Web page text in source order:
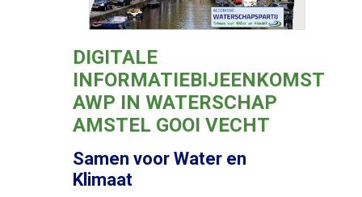
DIGITALE
INFORMATIEBIJEENKOMST
AWP IN WATERSCHAP
AMSTEL GOOI VECHT
Samen voor Water en
Klimaat